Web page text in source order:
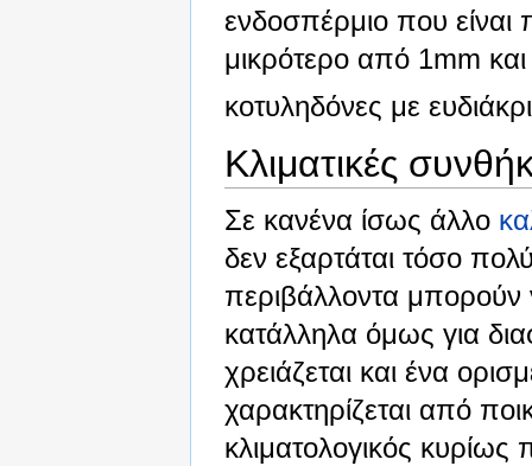
ενδοσπέρμιο που είναι
μικρότερο από 1mm
κοτυληδόνες με
Κλιματικές
Σε κανένα ίσως άλλο
δεν εξαρτάται τόσο
περιβάλλοντα μπορούν
κατάλληλα όμως για
χρειάζεται και ένα
χαρακτηρίζεται από
κλιματολογικός κυρίως